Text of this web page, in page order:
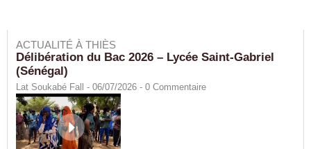
ACTUALITÉ À THIÈS
Délibération du Bac 2026 – Lycée Saint-Gabriel
(Sénégal)
Lat Soukabé Fall - 06/07/2026 - 0 Commentaire